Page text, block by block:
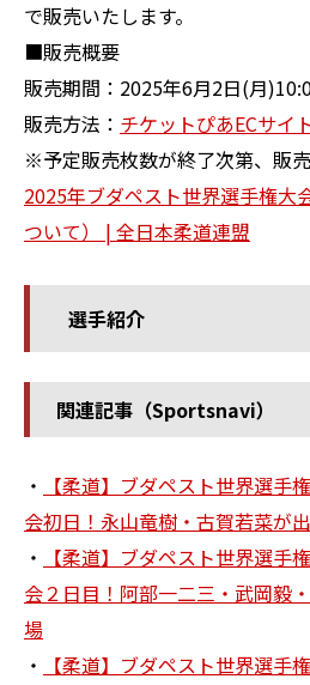
で販売いたします。
■販売概要
販売期間：2025年6月2日(月
販売方法： チケットぴあECサイ
※予定販売枚数が終了次第、販売
2025年ブダペスト世界選手権大
ついて） | 全日本柔道連盟
選手紹介
関連記事（Sportsnavi）
・
【柔道】ブダペスト世界選手
会初日！永山竜樹・古賀若菜が
・
【柔道】ブダペスト世界選手
会２日目！阿部一二三・武岡毅
場
・
【柔道】ブダペスト世界選手